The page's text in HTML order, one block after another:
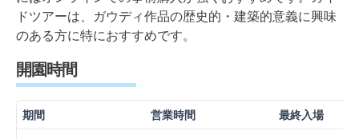
ドツアーは、ガウディ作品の歴史的・建築的意義に興味
のある方に特におすすめです。
開園時間
期間 営業時間 最終入場